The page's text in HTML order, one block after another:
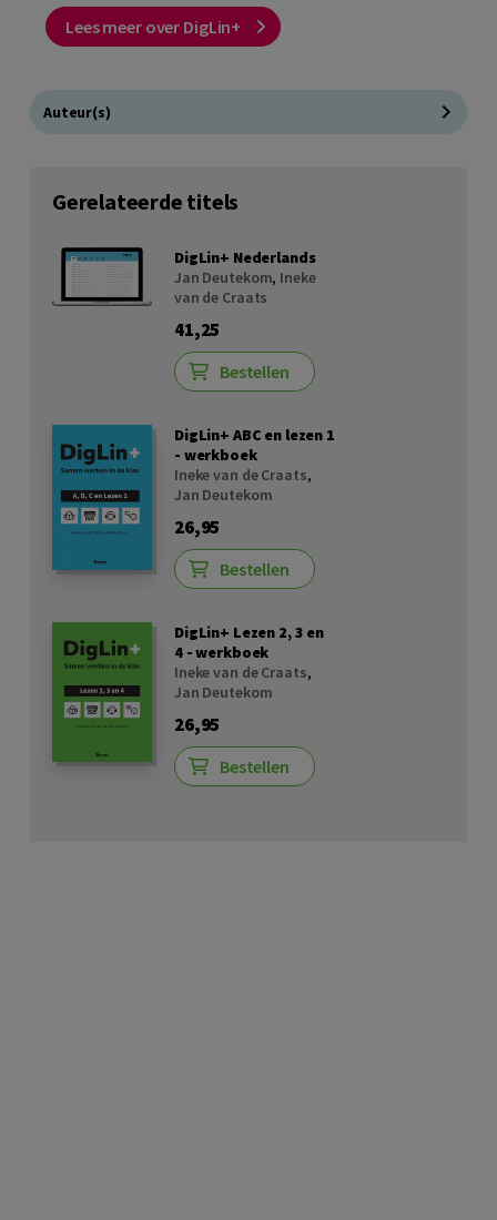
Lees meer over DigLin+
Auteur(s)
Gerelateerde titels
DigLin+ Nederlands
Jan Deutekom, Ineke
van de Craats
41,25
Bestellen
DigLin+ ABC en lezen 1
- werkboek
Ineke van de Craats,
Jan Deutekom
26,95
Bestellen
DigLin+ Lezen 2, 3 en
4 - werkboek
Ineke van de Craats,
Jan Deutekom
26,95
Bestellen